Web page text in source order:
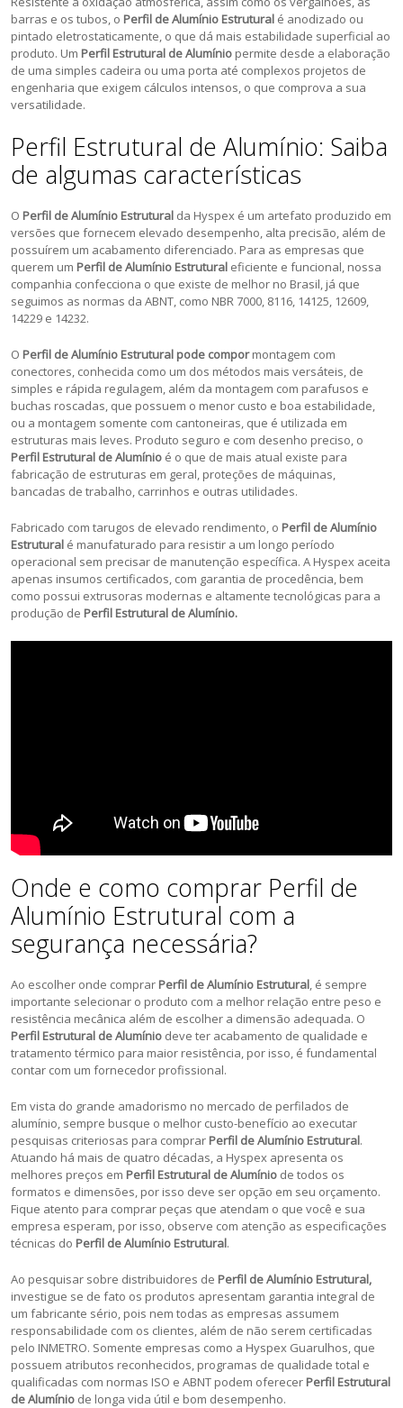
barras e os tubos, o Perfil de Alumínio Estrutural é anodizado ou
pintado eletrostaticamente, o que dá mais estabilidade superficial ao
produto. Um Perfil Estrutural de Alumínio permite desde a elaboração
de uma simples cadeira ou uma porta até complexos projetos de
engenharia que exigem cálculos intensos, o que comprova a sua
versatilidade.
Perfil Estrutural de Alumínio: Saiba
de algumas características
O Perfil de Alumínio Estrutural da Hyspex é um artefato produzido em
versões que fornecem elevado desempenho, alta precisão, além de
possuírem um acabamento diferenciado. Para as empresas que
querem um Perfil de Alumínio Estrutural eficiente e funcional, nossa
companhia confecciona o que existe de melhor no Brasil, já que
seguimos as normas da ABNT, como NBR 7000, 8116, 14125, 12609,
14229 e 14232.
O Perfil de Alumínio Estrutural pode compormontagem com
conectores, conhecida como um dos métodos mais versáteis, de
simples e rápida regulagem, além da montagem com parafusos e
buchas roscadas, que possuem o menor custo e boa estabilidade,
ou a montagem somente com cantoneiras, que é utilizada em
estruturas mais leves. Produto seguro e com desenho preciso, o
Perfil Estrutural de Alumínio é o que de mais atual existe para
fabricação de estruturas em geral, proteções de máquinas,
bancadas de trabalho, carrinhos e outras utilidades.
Fabricado com tarugos de elevado rendimento, o Perfil de Alumínio
Estrutural é manufaturado para resistir a um longo período
operacional sem precisar de manutenção específica. A Hyspex aceita
apenas insumos certificados, com garantia de procedência, bem
como possui extrusoras modernas e altamente tecnológicas para a
produção de Perfil Estrutural de Alumínio.
Onde e como comprar Perfil de
Alumínio Estrutural com a
segurança necessária?
Ao escolher onde comprar Perfil de Alumínio Estrutural, é sempre
importante selecionar o produto com a melhor relação entre peso e
resistência mecânica além de escolher a dimensão adequada. O
Perfil Estrutural de Alumínio deve ter acabamento de qualidade e
tratamento térmico para maior resistência, por isso, é fundamental
contar com um fornecedor profissional.
Em vista do grande amadorismo no mercado de perfilados de
alumínio, sempre busque o melhor custo-benefício ao executar
pesquisas criteriosas para comprar Perfil de Alumínio Estrutural.
Atuando há mais de quatro décadas, a Hyspex apresenta os
melhores preços em Perfil Estrutural de Alumínio de todos os
formatos e dimensões, por isso deve ser opção em seu orçamento.
Fique atento para comprar peças que atendam o que você e sua
empresa esperam, por isso, observe com atenção as especificações
técnicas do Perfil de Alumínio Estrutural.
Ao pesquisar sobre distribuidores de Perfil de Alumínio Estrutural,
investigue se de fato os produtos apresentam garantia integral de
um fabricante sério, pois nem todas as empresas assumem
responsabilidade com os clientes, além de não serem certificadas
pelo INMETRO. Somente empresas como a Hyspex Guarulhos, que
possuem atributos reconhecidos, programas de qualidade total e
qualificadas com normas ISO e ABNT podem oferecer Perfil Estrutural
de Alumínio de longa vida útil e bom desempenho.